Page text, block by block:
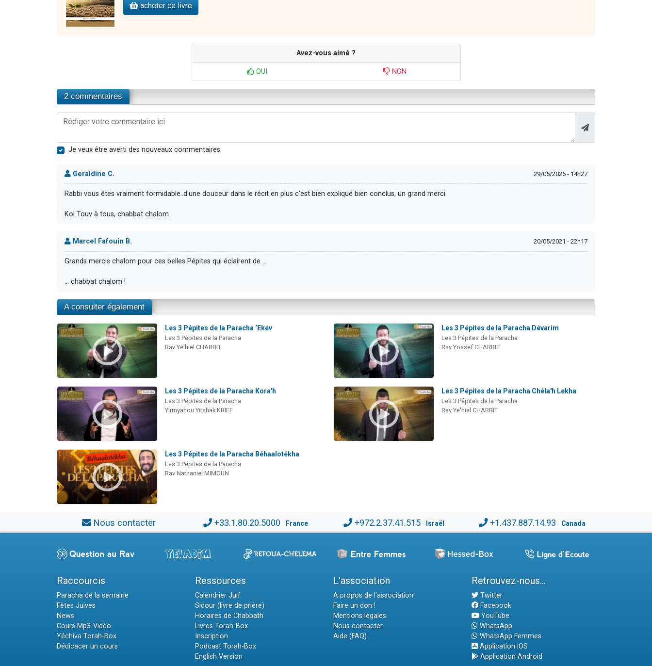
acheter ce livre
Avez-vous aimé ?
OUI NON
2 commentaires
Je veux être averti des nouveaux commentaires
Geraldine C. 29/05/2026 - 14h27
Rabbi vous êtes vraiment formidable..d'une douceur dans le récit en plus c'est bien expliqué bien conclus, un grand merci.
Kol Touv à tous, chabbat chalom
Marcel Fafouin B. 20/05/2021 - 22h17
Grands mercis chalom pour ces belles Pépites qui éclairent de …
… chabbat chalom !
A consulter également
Les 3 Pépites de la Paracha ‘Ekev
Les 3 Pépites de la Paracha
Rav Ye'hiel CHARBIT
Les 3 Pépites de la Paracha Dévarim
Les 3 Pépites de la Paracha
Rav Yossef CHARBIT
Les 3 Pépites de la Paracha Kora'h
Les 3 Pépites de la Paracha
Yirmyahou Yitshak KRIEF
Les 3 Pépites de la Paracha Chéla'h Lekha
Les 3 Pépites de la Paracha
Rav Ye'hiel CHARBIT
Les 3 Pépites de la Paracha Béhaalotékha
Les 3 Pépites de la Paracha
Rav Nathaniel MIMOUN
Nous contacter +33.1.80.20.5000 France +972.2.37.41.515 Israël +1.437.887.14.93 Canada
Raccourcis
Paracha de la semaine
Fêtes Juives
News
Cours Mp3-Vidéo
Yéchiva Torah-Box
Dédicacer un cours
Ressources
Calendrier Juif
Sidour (livre de prière)
Horaires de Chabbath
Livres Torah-Box
Inscription
Podcast Torah-Box
English Version
L'association
A propos de l'association
Faire un don !
Mentions légales
Nous contacter
Aide (FAQ)
Retrouvez-nous...
Twitter
Facebook
YouTube
WhatsApp
WhatsApp Femmes
Application iOS
Application Android